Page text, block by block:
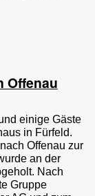
Offenau
einige Gäste
in Fürfeld.
Offenau zur
an der
Nach
Gruppe